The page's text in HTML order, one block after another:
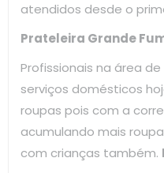
atendidos desde o
Prateleira Grande
Profissionais na área
serviços domésticos
roupas pois com a
acumulando mais
com crianças também.